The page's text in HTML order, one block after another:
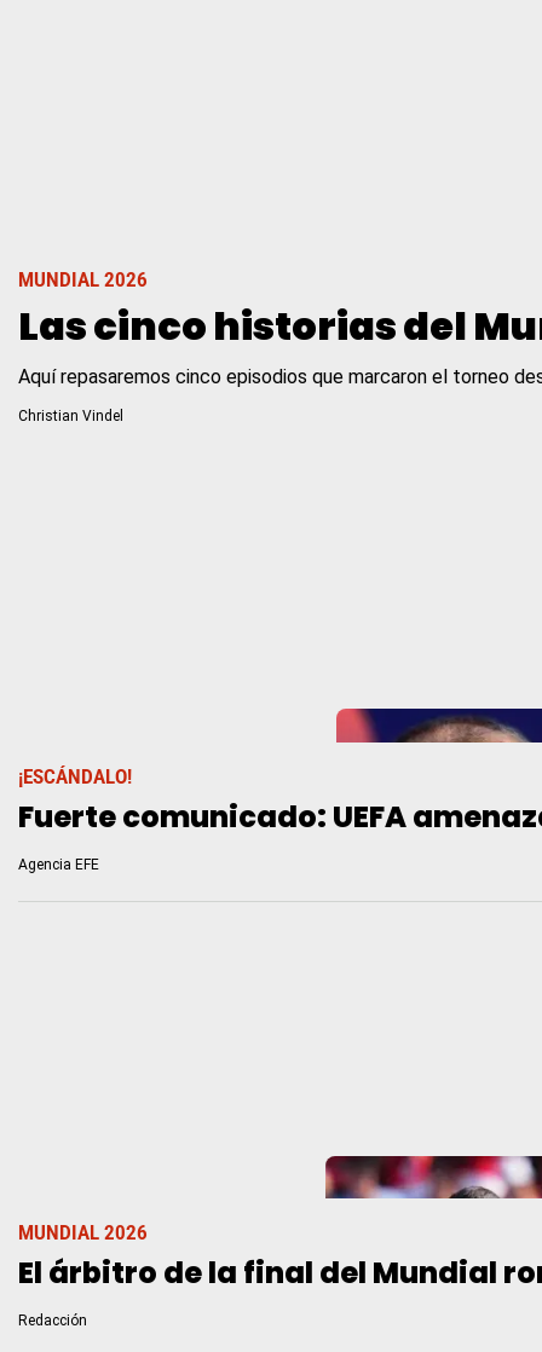
MUNDIAL 2026
Las cinco historias del
Aquí repasaremos cinco episodios que marcaron el torneo
Christian Vindel
¡ESCÁNDALO!
Fuerte comunicado: UEFA
Agencia EFE
MUNDIAL 2026
El árbitro de la final del Mundial
Redacción